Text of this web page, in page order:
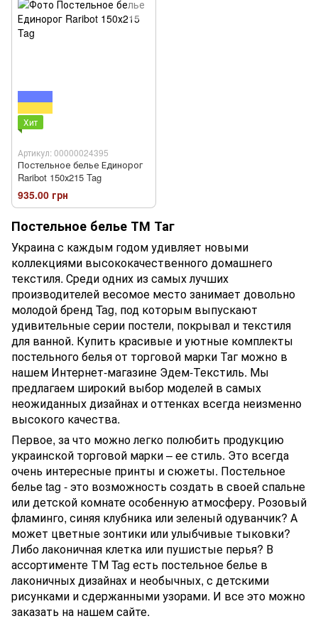
Хит
Артикул: 00000024395
Постельное белье Единорог
Raribot 150х215 Tag
935.00 грн
Постельное белье ТМ Таг
Украина с каждым годом удивляет новыми
коллекциями высококачественного домашнего
текстиля. Среди одних из самых лучших
производителей весомое место занимает довольно
молодой бренд Tag, под которым выпускают
удивительные серии постели, покрывал и текстиля
для ванной. Купить красивые и уютные комплекты
постельного белья от торговой марки Таг можно в
нашем Интернет-магазине Эдем-Текстиль. Мы
предлагаем широкий выбор моделей в самых
неожиданных дизайнах и оттенках всегда неизменно
высокого качества.
Первое, за что можно легко полюбить продукцию
украинской торговой марки – ее стиль. Это всегда
очень интересные принты и сюжеты. Постельное
белье tag - это возможность создать в своей спальне
или детской комнате особенную атмосферу. Розовый
фламинго, синяя клубника или зеленый одуванчик? А
может цветные зонтики или улыбчивые тыковки?
Либо лаконичная клетка или пушистые перья? В
ассортименте ТМ Tag есть постельное белье в
лаконичных дизайнах и необычных, с детскими
рисунками и сдержанными узорами. И все это можно
заказать на нашем сайте.